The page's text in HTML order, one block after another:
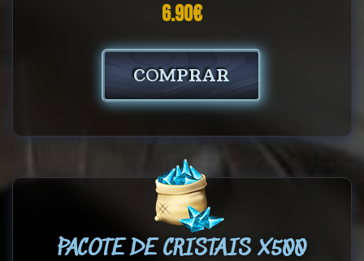
6.90€
COMPRAR
PACOTE DE CRISTAIS X500